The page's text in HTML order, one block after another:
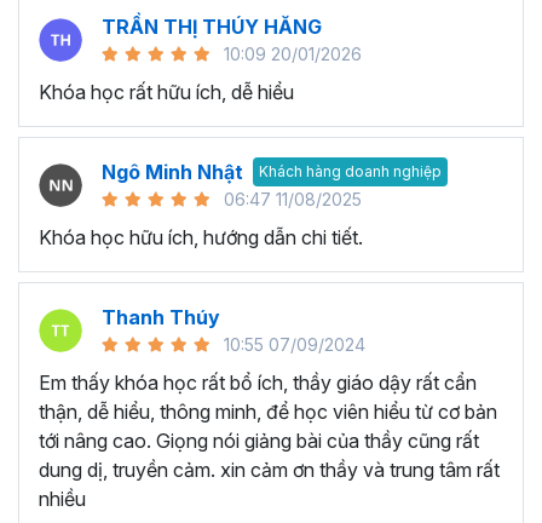
rất nhiều. Thay vì gần như chỉ sử dụng
chuyển dịch nhiều sang các công cụ online và có khả
trình bảng tính trực tuyến phổ biến nhất cung cấp các giải
pháp mà nhiều công ty sử dụng được phát hành bởi
Google.
Tại sao tham gia khóa học
Google Sheet của Gitiho?
Khóa học Google Sheets thực hành cầm tay chỉ việc từ
cơ bản đến nâng cao giúp bạn tiếp thu và ứng dụng kiến
nhanh chóng và tiện lợi nhất bởi giảng viên dày dặn kinh
nghiệm.
Khóa Google Sheets bao gồm5 Chương, 45 bài giảng,
8h 48m giờ
đi từ phần kiến thức căn bản, các thao tác cơ
TRẦN THỊ THÚY HĂNG
10:09 20/01/2026
Khóa học rất hữu ích, dễ hiểu
Ngô Minh Nhật Khách hàng doanh nghiệp
06:47 11/08/2025
Khóa học hữu ích, hướng dẫn chi tiết.
Thanh Thúy
10:55 07/09/2024
Em thấy khóa học rất bổ ích, thầy giáo dậy rất cẩn
thận, dễ hiểu, thông minh, để học viên hiểu từ cơ bản
tới nâng cao. Giọng nói giảng bài của thầy cũng rất
dung dị, truyền cảm. xin cảm ơn thầy và trung tâm rất
nhiều